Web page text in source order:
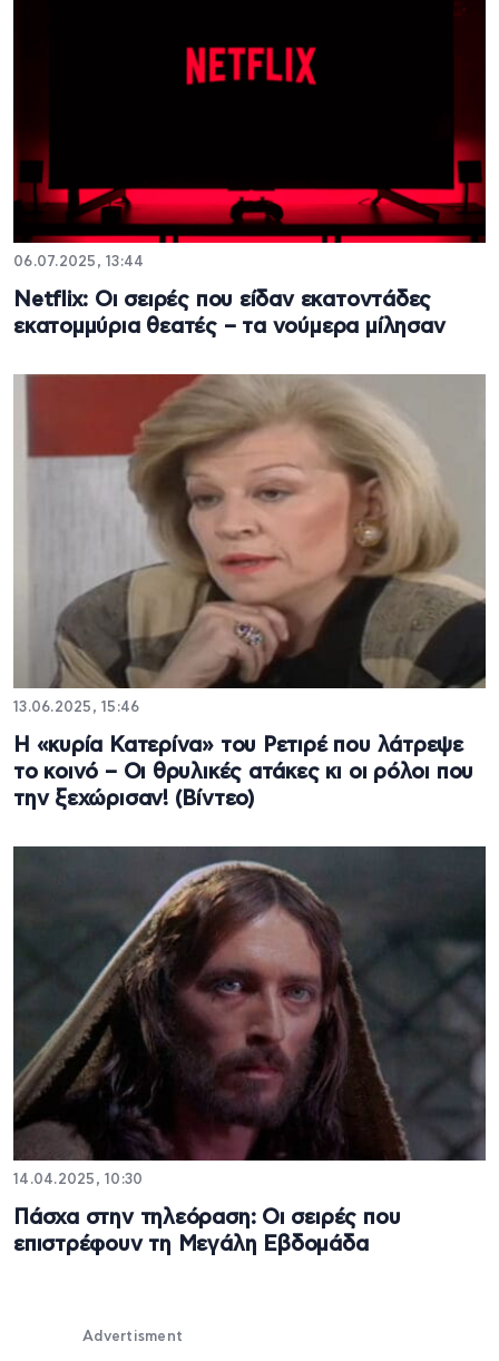
06.07.2025, 13:44
Netflix: Οι σειρές που είδαν εκατοντάδες
εκατομμύρια θεατές – τα νούμερα μίλησαν
13.06.2025, 15:46
Η «κυρία Κατερίνα» του Ρετιρέ που λάτρεψε
το κοινό – Οι θρυλικές ατάκες κι οι ρόλοι που
την ξεχώρισαν! (Βίντεο)
14.04.2025, 10:30
Πάσχα στην τηλεόραση: Οι σειρές που
επιστρέφουν τη Μεγάλη Εβδομάδα
Advertisment